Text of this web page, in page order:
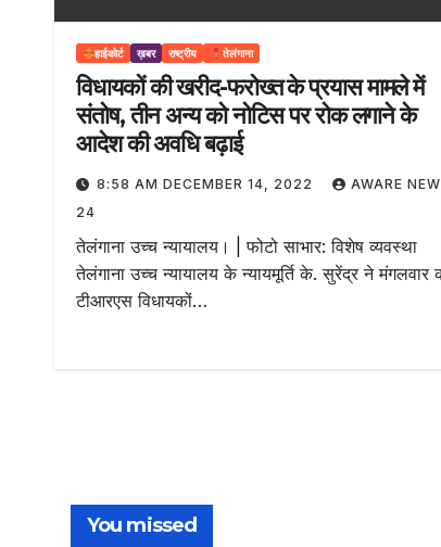
हाईकोर्ट ख़बर राष्ट्रीय तेलंगाना
विधायकों की खरीद-फरोख्त के प्रयास मामले में
संतोष, तीन अन्य को नोटिस पर रोक लगाने के
आदेश की अवधि बढ़ाई
8:58 AM DECEMBER 14, 2022
AWARE
24
तेलंगाना उच्च न्यायालय। | फोटो साभार: विशेष व्यवस्था
तेलंगाना उच्च न्यायालय के न्यायमूर्ति के. सुरेंद्र ने मंगलवार
टीआरएस विधायकों…
You missed